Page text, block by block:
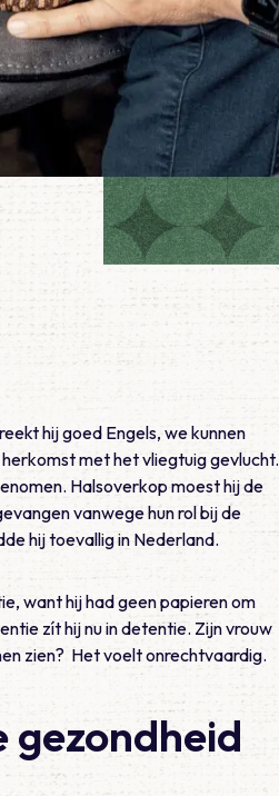
hij goed Engels, we kunnen
met het vliegtuig gevlucht.
Halsoverkop moest hij de
vanwege hun rol bij de
hij toevallig in Nederland.
want hij had geen papieren om
zít hij nu in detentie. Zijn vrouw
zien? Het voelt onrechtvaardig.
gezondheid